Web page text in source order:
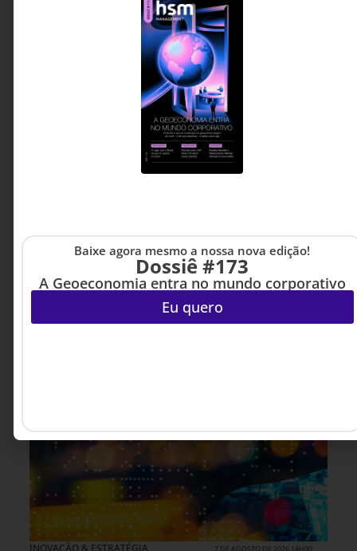
padrões, prever comportamentos e agir antes
que problemas aconteçam. O desafio agora não
é tecnológico, mas cultural: desenvolver
lideranças capazes de tomar decisões baseadas
em probabilidades e reorganizar a gestão em
torno do que está prestes a acontecer, e não
apenas do que já aconteceu.
Wilian Luis Domingues -
6 MINUTOS MIN DE LEITURA
Baixe agora mesmo a nossa nova edição!
Dossiê #173
A Geoeconomia entra no mundo corporativo
Eu quero